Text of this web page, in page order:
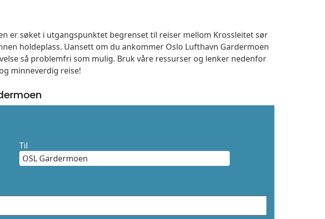
er søket i utgangspunktet begrenset til reiser mellom Krossleitet sør
holdeplass. Uansett om du ankommer Oslo Lufthavn Gardermoen
så problemfri som mulig. Bruk våre ressurser og lenker nedenfor
minneverdig reise!
Til